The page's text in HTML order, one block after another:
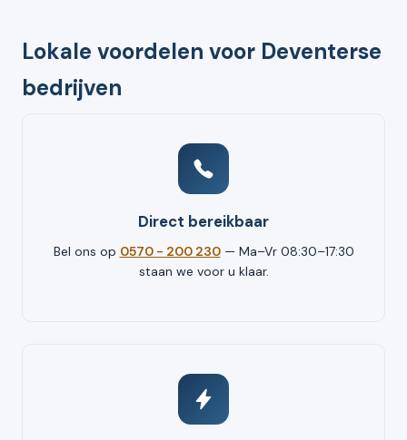
Lokale voordelen voor Deventerse
bedrijven
Direct bereikbaar
Bel ons op 0570 - 200 230— Ma–Vr 08:30–17:30
staan we voor u klaar.